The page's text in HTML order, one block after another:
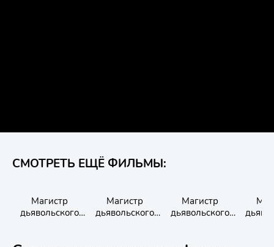
СМОТРЕТЬ ЕЩЁ ФИЛЬМЫ:
Магистр
дьявольского
Магистр
дьявольского
Магистр
дьявольского